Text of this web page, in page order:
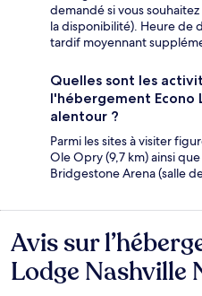
demandé si vous
la disponibilité). Heure de
tardif moyennant
Quelles sont les
l'hébergement Econo
alentour ?
Parmi les sites à visiter
Ole Opry (9,7 km) ainsi
Bridgestone Arena (salle
Avis
Avis sur
Lodge Nashville